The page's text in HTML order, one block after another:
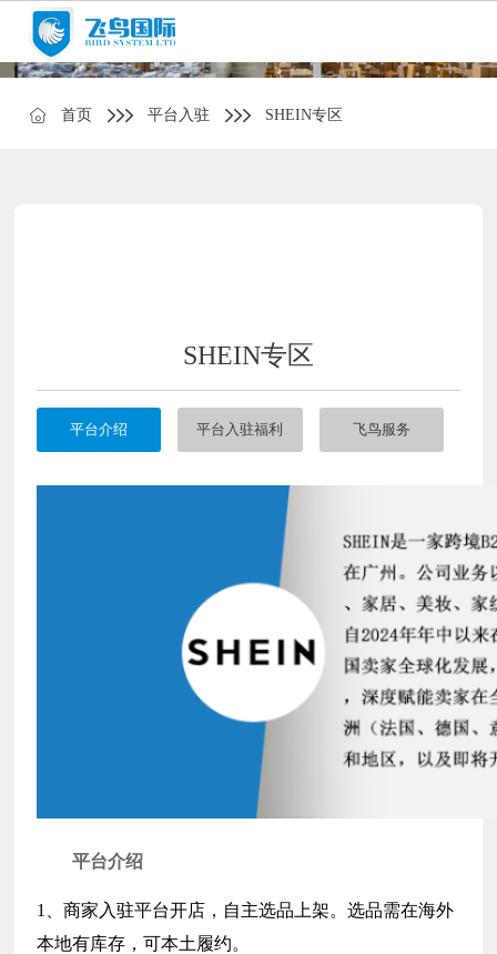
首页 平台入驻 SHEIN专区
SHEIN专区
平台介绍 平台入驻福利 飞鸟服务
平台介绍
1、商家入驻平台开店，自主选品上架。选品需在海外
本地有库存，可本土履约。